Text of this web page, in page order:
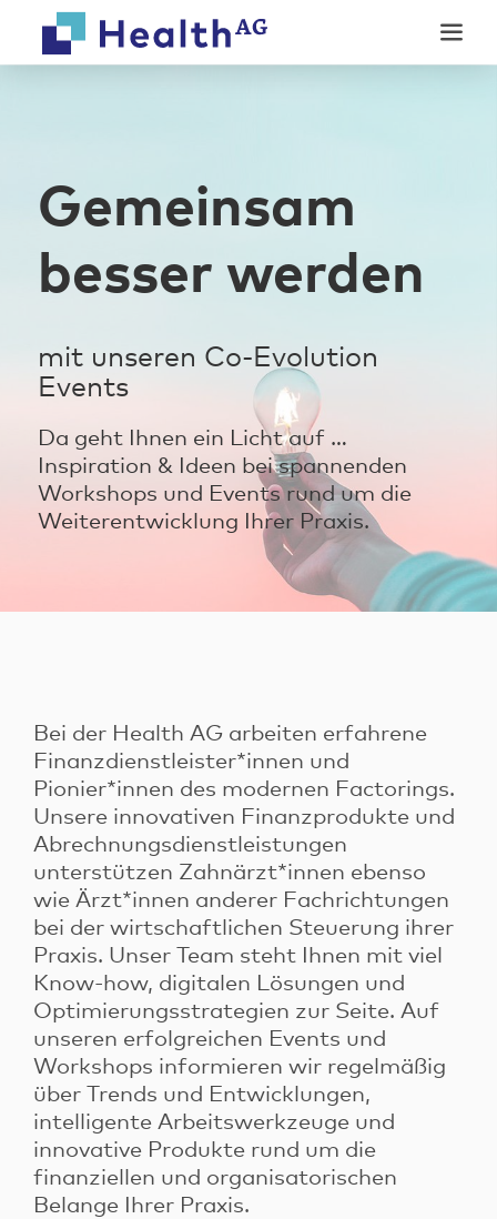
Weiter
zum
Weiter
zur
Unsere Produkte
Modulares Factoring
Abrechnung
Digitale Services
Ratenzahlungsrechner
Digitale Rechnung
Unternehmen
Wer wir sind
Karriere
Kontakt
News
Events
Gemeinsam
besser werden
mit unseren Co-Evolution
Events
Da geht Ihnen ein Licht auf …
Inspiration & Ideen bei spannenden
Workshops und Events rund um die
Weiterentwicklung Ihrer Praxis.
Bei der Health AG arbeiten erfahrene
Finanzdienstleister*innen und
Pionier*innen des modernen Factorings.
Unsere innovativen Finanzprodukte und
Abrechnungsdienstleistungen
unterstützen Zahnärzt*innen ebenso
wie Ärzt*innen anderer Fachrichtungen
bei der wirtschaftlichen Steuerung ihrer
Praxis. Unser Team steht Ihnen mit viel
Know-how, digitalen Lösungen und
Optimierungsstrategien zur Seite. Auf
unseren erfolgreichen Events und
Workshops informieren wir regelmäßig
über Trends und Entwicklungen,
intelligente Arbeitswerkzeuge und
innovative Produkte rund um die
finanziellen und organisatorischen
Belange Ihrer Praxis.